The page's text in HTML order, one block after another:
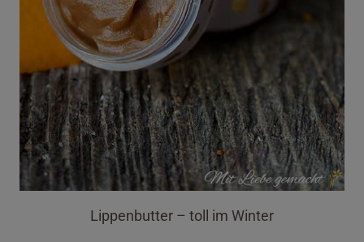
Lippenbutter – toll im Winter